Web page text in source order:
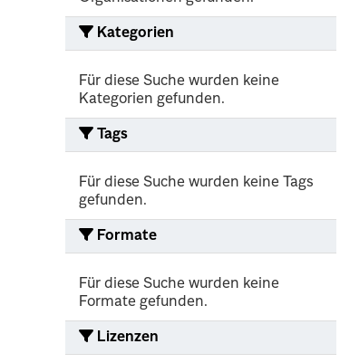
Kategorien
Für diese Suche wurden keine
Kategorien gefunden.
Tags
Für diese Suche wurden keine Tags
gefunden.
Formate
Für diese Suche wurden keine
Formate gefunden.
Lizenzen